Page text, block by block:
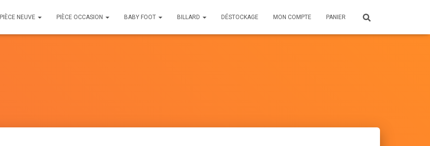
PIÈCE NEUVE PIÈCE OCCASION BABY FOOT BILLARD DÉSTOCKAGE MON COMPTE PANIER